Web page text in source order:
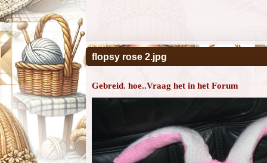
flopsy rose 2.jpg
Gebreid. hoe..Vraag het in het Forum